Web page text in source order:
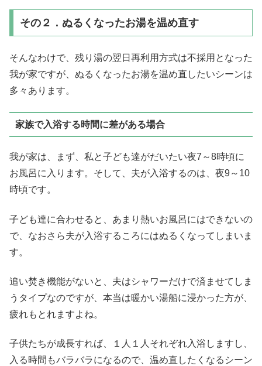
その２．ぬるくなったお湯を温め直す
そんなわけで、残り湯の翌日再利用方式は不採用となった
我が家ですが、ぬるくなったお湯を温め直したいシーンは
多々あります。
家族で入浴する時間に差がある場合
我が家は、まず、私と子ども達がだいたい夜7～8時頃に
お風呂に入ります。そして、夫が入浴するのは、夜9～10
時頃です。
子ども達に合わせると、あまり熱いお風呂にはできないの
で、なおさら夫が入浴するころにはぬるくなってしまいま
す。
追い焚き機能がないと、夫はシャワーだけで済ませてしま
うタイプなのですが、本当は暖かい湯船に浸かった方が、
疲れもとれますよね。
子供たちが成長すれば、１人１人それぞれ入浴しますし、
入る時間もバラバラになるので、温め直したくなるシーン